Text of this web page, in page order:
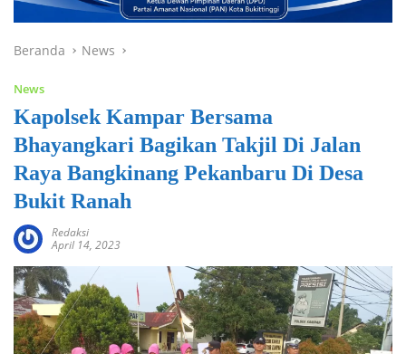
Beranda News
News
Kapolsek Kampar Bersama
Bhayangkari Bagikan Takjil Di Jalan
Raya Bangkinang Pekanbaru Di Desa
Bukit Ranah
Redaksi
April 14, 2023